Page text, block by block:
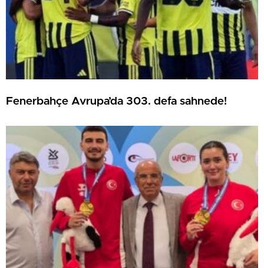
Fenerbahçe Avrupa’da 303. defa sahnede!